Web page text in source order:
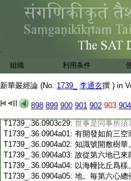
組織 利用条件
新華嚴經論 (No. 1739_ 李通玄撰 ) in
898 899 900 901 902 903 904
T1739_.36.0903c18:二縁空。順空想
T1739_.36.0903c19: 薩修六度。麁識
T1739_.36.0903c20:於淨土。或云報
T1739_.36.0903c21:
之身。爲心有依
依止。如此一
T1739_.36.0903c23:比丘。於經行道
T1739_.36.0903c24:身分對現色身。
T1739_.36.0903c25:
本普光明智自
T1739_.36.0903c26:三乘皆有業果報
T1739_.36.0903c27: 有分限。如此十
T1739_.36.0903c29: 世事是同事所須
T1739_.36.0904a01: 有開發如前三空
T1739_.36.0904a02: 知識號開敷樹華
T1739_.36.0904a03: 故從第六地已來
T1739_.36.0904a04: 以海幢比丘爲
T1739_.36.0904a05: 地。毎第六心總